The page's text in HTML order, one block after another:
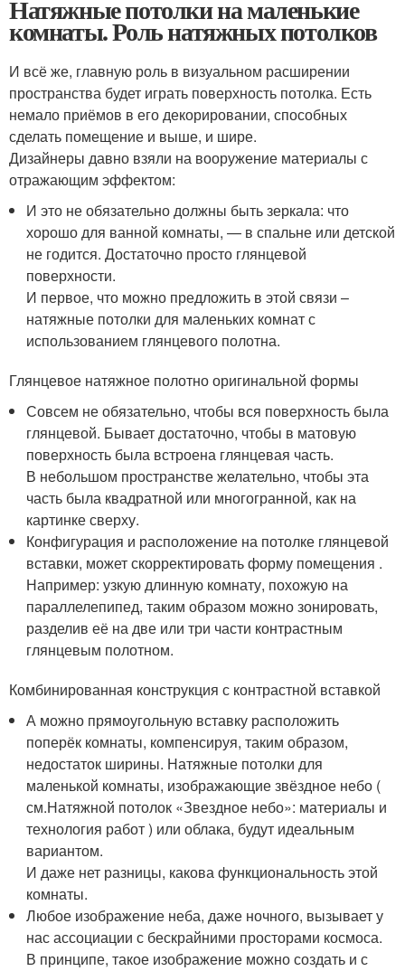
Натяжные потолки на маленькие
комнаты. Роль натяжных потолков
И всё же, главную роль в визуальном расширении
пространства будет играть поверхность потолка. Есть
немало приёмов в его декорировании, способных
сделать помещение и выше, и шире.
Дизайнеры давно взяли на вооружение материалы с
отражающим эффектом:
И это не обязательно должны быть зеркала: что
хорошо для ванной комнаты, — в спальне или детской
не годится. Достаточно просто глянцевой
поверхности.
И первое, что можно предложить в этой связи –
натяжные потолки для маленьких комнат с
использованием глянцевого полотна.
Глянцевое натяжное полотно оригинальной формы
Совсем не обязательно, чтобы вся поверхность была
глянцевой. Бывает достаточно, чтобы в матовую
поверхность была встроена глянцевая часть.
В небольшом пространстве желательно, чтобы эта
часть была квадратной или многогранной, как на
картинке сверху.
Конфигурация и расположение на потолке глянцевой
вставки, может скорректировать форму помещения .
Например: узкую длинную комнату, похожую на
параллелепипед, таким образом можно зонировать,
разделив её на две или три части контрастным
глянцевым полотном.
Комбинированная конструкция с контрастной вставкой
А можно прямоугольную вставку расположить
поперёк комнаты, компенсируя, таким образом,
недостаток ширины. Натяжные потолки для
маленькой комнаты, изображающие звёздное небо (
см.Натяжной потолок «Звездное небо»: материалы и
технология работ ) или облака, будут идеальным
вариантом.
И даже нет разницы, какова функциональность этой
комнаты.
Любое изображение неба, даже ночного, вызывает у
нас ассоциации с бескрайними просторами космоса.
В принципе, такое изображение можно создать и с